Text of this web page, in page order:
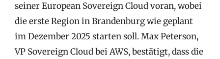
seiner European Sovereign Cloud voran, wobei
die erste Region in Brandenburg wie geplant
im Dezember 2025 starten soll. Max Peterson,
VP Sovereign Cloud bei AWS, bestätigt, dass die